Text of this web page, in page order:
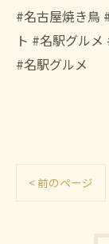
#名古屋焼き鳥
ト #名駅グル
#名駅グルメ
< 前のページ